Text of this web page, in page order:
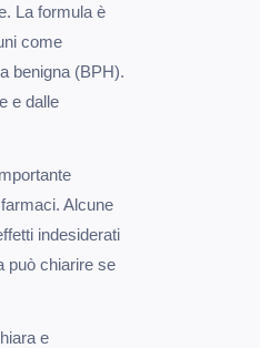
La formula è
come
benigna (BPH).
e dalle
Alcune
indesiderati
può chiarire se
e